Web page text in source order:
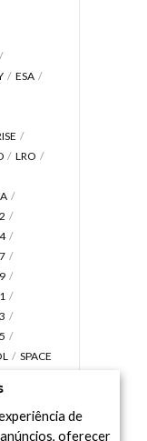
ESA
LRO
SPACE
de
oferecer